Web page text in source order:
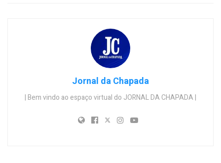
Jornal da Chapada
| Bem vindo ao espaço virtual do JORNAL DA CHAPADA |